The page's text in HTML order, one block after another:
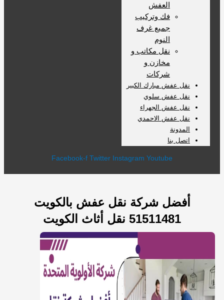
العفش
فك وتركيب
جميع غرف
النوم
نقل مكاتب و
مخازن و
شركات
نقل عفش مبارك الكبير
نقل عفش سلوي
نقل عفش الجهراء
نقل عفش الاحمدي
المدونة
اتصل بنا
Facebook-f Twitter Instagram Youtube
أفضل شركة نقل عفش بالكويت
51511481 نقل أثاث الكويت